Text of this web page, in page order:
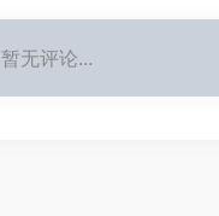
暂无评论...